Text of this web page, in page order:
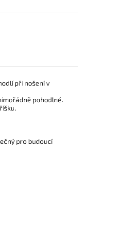
při nošení v
pohodlné.
pro budoucí